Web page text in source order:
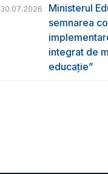
30.07.2026
Ministerul
semnarea
integrat de
educație”